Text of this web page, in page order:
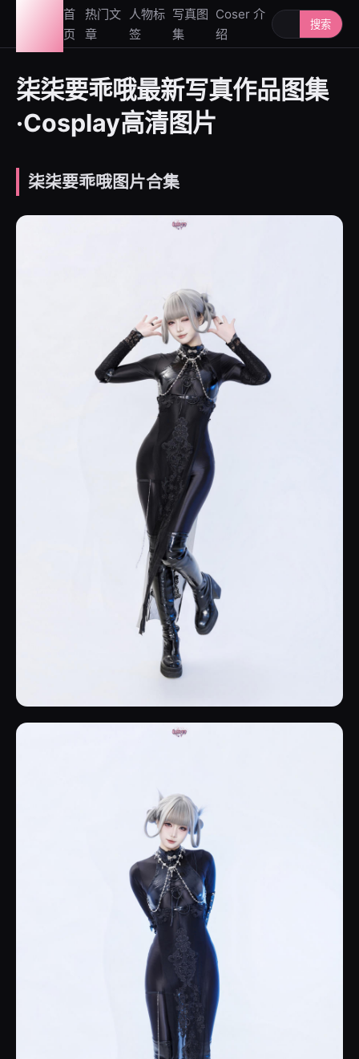
首
页
热门文
章
人物标
签
写真图
集
Coser 介
绍
搜索人物或写
搜索
柒柒要乖哦最新写真作品图集
·Cosplay高清图片
柒柒要乖哦图片合集